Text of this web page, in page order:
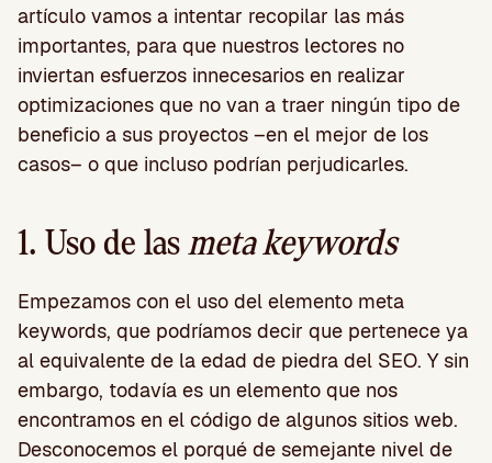
artículo vamos a intentar recopilar las más
importantes, para que nuestros lectores no
inviertan esfuerzos innecesarios en realizar
optimizaciones que no van a traer ningún tipo de
beneficio a sus proyectos –en el mejor de los
casos– o que incluso podrían perjudicarles.
1. Uso de las meta keywords
Empezamos con el uso del elemento meta
keywords, que podríamos decir que pertenece ya
al equivalente de la edad de piedra del SEO. Y sin
embargo, todavía es un elemento que nos
encontramos en el código de algunos sitios web.
Desconocemos el porqué de semejante nivel de